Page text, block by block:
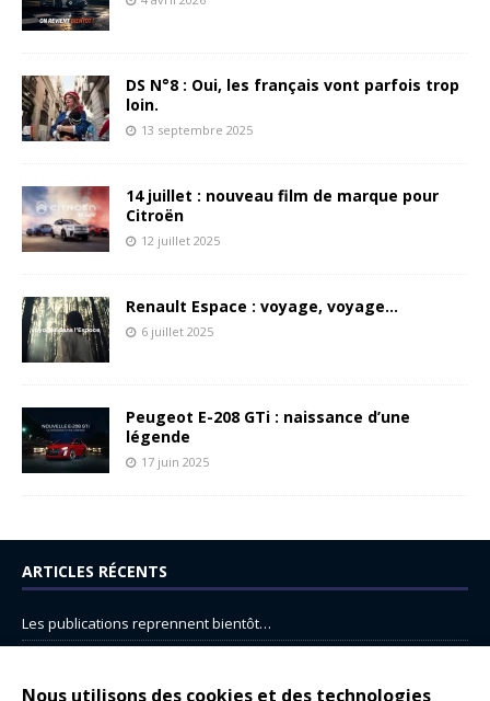
Nous utilisons des cookies et des technologies
DS N°8 : Oui, les français vont parfois trop
loin.
13 septembre 2025
14 juillet : nouveau film de marque pour
Citroën
12 juillet 2025
Renault Espace : voyage, voyage…
6 juillet 2025
Peugeot E-208 GTi : naissance d’une
légende
17 juin 2025
ARTICLES RÉCENTS
Les publications reprennent bientôt…
14 juillet : nouveau film de marque pour Citroën